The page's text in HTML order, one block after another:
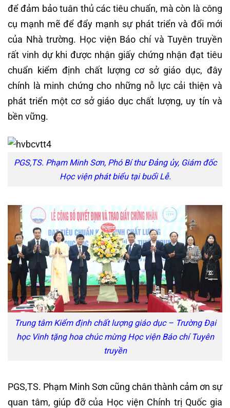
để đảm bảo tuân thủ các tiêu chuẩn, mà còn là công
cụ mạnh mẽ để đẩy mạnh sự phát triển và đổi mới
của Nhà trường. Học viện Báo chí và Tuyên truyền
rất vinh dự khi được nhận giấy chứng nhận đạt tiêu
chuẩn kiểm định chất lượng cơ sở giáo dục, đây
chính là minh chứng cho những nỗ lực cải thiện và
phát triển một cơ sở giáo dục chất lượng, uy tín và
bền vững.
PGS,TS. Phạm Minh Sơn, Phó Bí thư Đảng ủy, Giám đốc
Học viện phát biểu tại buổi Lễ.
Trung tâm Kiểm định chất lượng giáo dục – Trường Đại
học Vinh tặng hoa chúc mừng Học viện Báo chí Tuyên
truyền
PGS,TS. Phạm Minh Sơn cũng chân thành cảm ơn sự
quan tâm, giúp đỡ của Học viện Chính trị Quốc gia